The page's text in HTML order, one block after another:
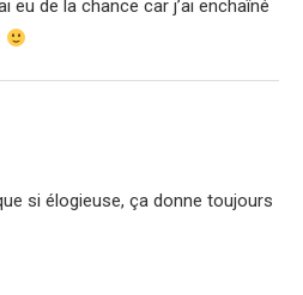
eu de la chance car j’ai enchaîné
si élogieuse, ça donne toujours